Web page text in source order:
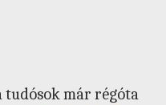
tudósok már régóta